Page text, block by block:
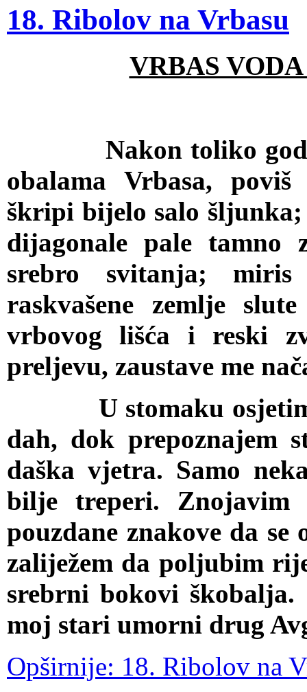
18. Ribolov na Vrbasu
VRBAS
Nakon toliko
obalama Vrbasa,
škripi bijelo salo šljunka;
dijagonale pale
srebro svitanja;
raskvašene zemlje
vrbovog lišća i reski
preljevu, zaustave me
U stomaku osjetim
dah, dok prepoznajem
daška vjetra. Samo
bilje treperi. Znojavim
pouzdane znakove da
zaliježem da poljubim
srebrni bokovi
moj stari umorni drug
Opširnije: 18. Ribolov na